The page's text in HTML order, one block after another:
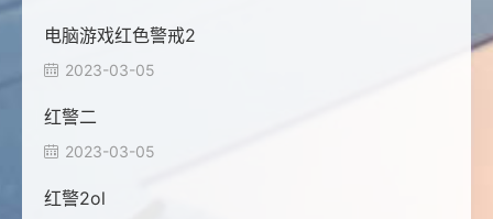
电脑游戏红色警戒2
 2023-03-05
红警二
 2023-03-05
红警2ol